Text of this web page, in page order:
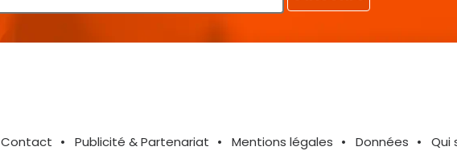
Contact Publicité & Partenariat Mentions légales Données Qui